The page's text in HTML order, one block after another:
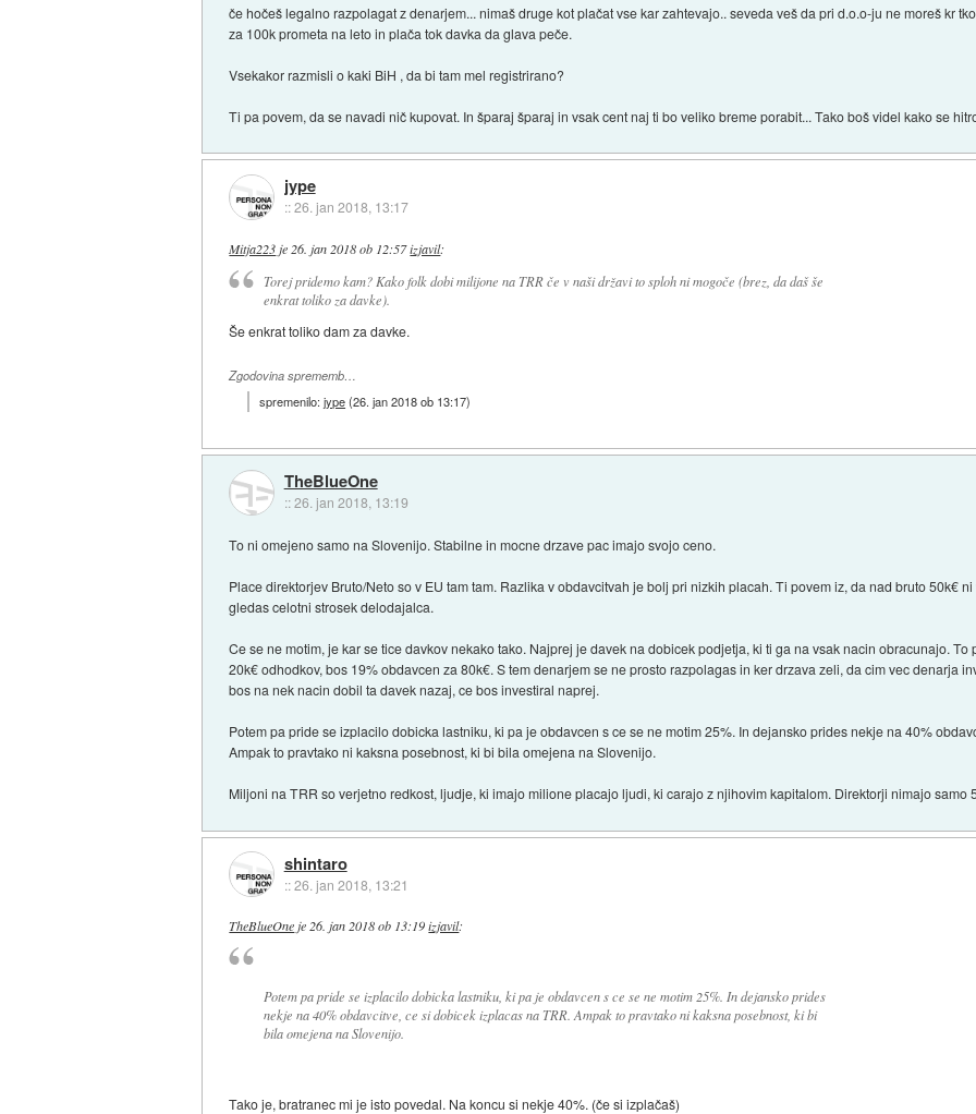
če hočeš legalno razpolagat z denarjem... nimaš druge kot plačat vse kar zahtevajo.. seveda veš da pri d.o.o-ju ne moreš kr
za 100k prometa na leto in plača tok davka da glava peče.
Vsekakor razmisli o kaki BiH , da bi tam mel registrirano?
Ti pa povem, da se navadi nič kupovat. In šparaj šparaj in vsak cent naj ti bo veliko breme porabit... Tako boš videl kako se
jype
::26. jan 2018, 13:17
Mitja223 je 26. jan 2018 ob 12:57izjavil:
Torej pridemo kam? Kako folk dobi milijone na TRR če v naši državi to sploh ni mogoče (brez, da daš še
enkrat toliko za davke).
Še enkrat toliko dam za davke.
Zgodovina sprememb…
spremenilo:jype(26. jan 2018 ob 13:17)
TheBlueOne
::26. jan 2018, 13:19
To ni omejeno samo na Slovenijo. Stabilne in mocne drzave pac imajo svojo ceno.
Place direktorjev Bruto/Neto so v EU tam tam. Razlika v obdavcitvah je bolj pri nizkih placah. Ti povem iz, da nad bruto 50k€
gledas celotni strosek delodajalca.
Ce se ne motim, je kar se tice davkov nekako tako. Najprej je davek na dobicek podjetja, ki ti ga na vsak nacin obracunajo.
20k€ odhodkov, bos 19% obdavcen za 80k€. S tem denarjem se ne prosto razpolagas in ker drzava zeli, da cim vec denarja
bos na nek nacin dobil ta davek nazaj, ce bos investiral naprej.
Potem pa pride se izplacilo dobicka lastniku, ki pa je obdavcen s ce se ne motim 25%. In dejansko prides nekje na 40%
Ampak to pravtako ni kaksna posebnost, ki bi bila omejena na Slovenijo.
Miljoni na TRR so verjetno redkost, ljudje, ki imajo milione placajo ljudi, ki carajo z njihovim kapitalom. Direktorji nimajo samo
shintaro
::26. jan 2018, 13:21
TheBlueOneje26. jan 2018 ob 13:19 izjavil:
Potem pa pride se izplacilo dobicka lastniku, ki pa je obdavcen s ce se ne motim 25%. In dejansko prides
nekje na 40% obdavcitve, ce si dobicek izplacas na TRR. Ampak to pravtako ni kaksna posebnost, ki bi
bila omejena na Slovenijo.
Tako je, bratranec mi je isto povedal. Na koncu si nekje 40%. (če si izplačaš)